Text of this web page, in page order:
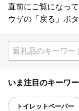
直前にご覧になっ
ウザの「戻る」ボ
いま注目のキーワ
トイレットペーパー